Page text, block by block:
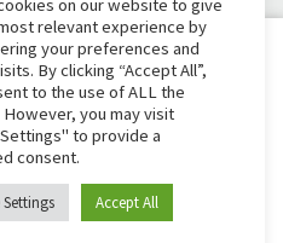
criar sua
ou ligue
feira (horário
on our website to give
relevant experience by
your preferences and
By clicking “Accept All”,
to the use of ALL the
you may visit
to provide a
consent.
Accept All